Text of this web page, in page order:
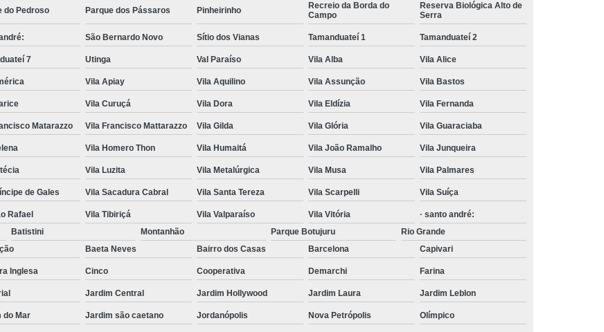
do Pedroso Parque dos Pássaros Pinheirinho
Recreio da Borda do
Campo
Reserva Biológica Alto de
Serra
São Bernardo Novo Sítio dos Vianas Tamanduateí 1 Tamanduateí 2
7 Utinga Val Paraíso Vila Alba Vila Alice
Vila Apiay Vila Aquilino Vila Assunção Vila Bastos
Vila Curuçá Vila Dora Vila Eldízia Vila Fernanda
Matarazzo Vila Francisco Mattarazzo Vila Gilda Vila Glória Vila Guaraciaba
Vila Homero Thon Vila Humaitá Vila João Ramalho Vila Junqueira
Vila Luzita Vila Metalúrgica Vila Musa Vila Palmares
de Gales Vila Sacadura Cabral Vila Santa Tereza Vila Scarpelli Vila Suíça
Rafael Vila Tibiriçá Vila Valparaíso Vila Vitória
· santo andré:
Batistini Montanhão Parque Botujuru
Rio Grande
Baeta Neves Bairro dos Casas Barcelona Capivari
Inglesa Cinco Cooperativa Demarchi Farina
Jardim Central Jardim Hollywood Jardim Laura Jardim Leblon
do Mar Jardim são caetano Jordanópolis Nova Petrópolis Olímpico